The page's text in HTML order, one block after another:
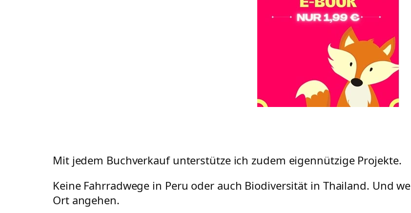
Mit jedem Buchverkauf unterstütze ich zudem eigennützige Projekte.
Keine Fahrradwege in Peru oder auch Biodiversität in Thailand. Und
Ort angehen.